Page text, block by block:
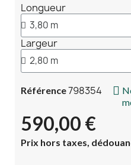
Longueur
Largeur
Référence798354
590,00 €
Prix hors taxes,